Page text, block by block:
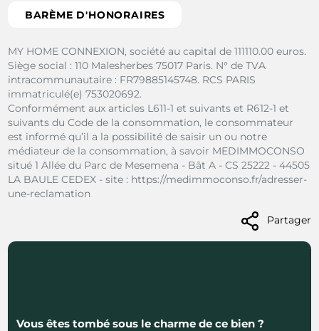
BARÈME D'HONORAIRES
MY HOME CONNEXION, société au capital de 111110.00 euros.
Siège social : 110 Malesherbes 75017 Paris. N° de TVA
intracommunautaire : FR79885145748. RCS PARIS
immatriculé(e) 753020692.
Conformément aux articles L611-1 et suivants et R612-1 et
suivants du Code de la consommation, le consommateur
est informé qu’il a la possibilité de saisir un ou notre
médiateur de la consommation, à savoir MEDIMMOCONSO
situé 1 Allée du Parc de Mesemena - Bât A - CS 25222 - 44505
LA BAULE CEDEX - site : https://medimmoconso.fr/adresser-
une-reclamation
Partager
Vous êtes tombé sous le charme de ce bien ?